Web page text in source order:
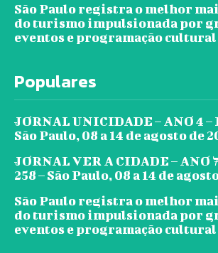
São Paulo registra o melhor
do turismo impulsionada por
eventos e programação cultural
Populares
JORNAL UNICIDADE – ANO 4 –
São Paulo, 08 a 14 de agosto de
JORNAL VER A CIDADE – ANO
258 – São Paulo, 08 a 14 de
São Paulo registra o melhor
do turismo impulsionada por
eventos e programação cultural